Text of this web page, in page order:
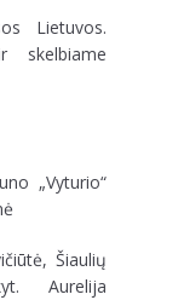
Lietuvos.
skelbiame
„Vyturio“
Šiaulių
Aurelija